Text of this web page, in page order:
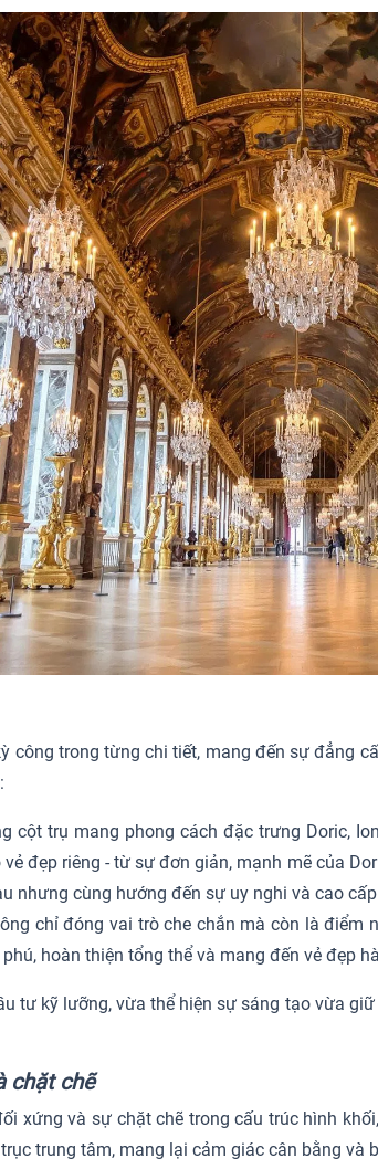
công trong từng chi tiết, mang đến sự đẳng
cột trụ mang phong cách đặc trưng Doric,
đẹp riêng - từ sự đơn giản, mạnh mẽ của
nhưng cùng hướng đến sự uy nghi và cao
chỉ đóng vai trò che chắn mà còn là
hoàn thiện tổng thể và mang đến vẻ đẹp
tư kỹ lưỡng, vừa thể hiện sự sáng tạo vừa
chặt chẽ
xứng và sự chặt chẽ trong cấu trúc hình
trung tâm, mang lại cảm giác cân bằng và